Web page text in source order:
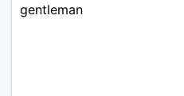
gentleman